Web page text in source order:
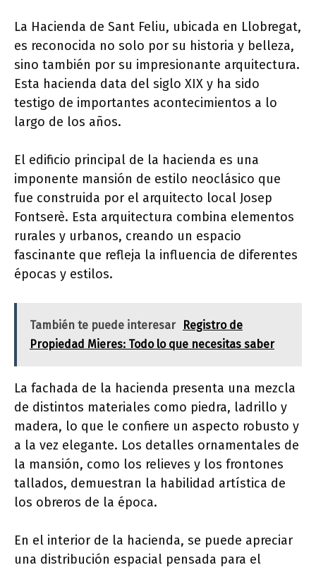
La Hacienda de Sant Feliu, ubicada en Llobregat,
es reconocida no solo por su historia y belleza,
sino también por su impresionante arquitectura.
Esta hacienda data del siglo XIX y ha sido
testigo de importantes acontecimientos a lo
largo de los años.
El edificio principal de la hacienda es una
imponente mansión de estilo neoclásico que
fue construida por el arquitecto local Josep
Fontserè. Esta arquitectura combina elementos
rurales y urbanos, creando un espacio
fascinante que refleja la influencia de diferentes
épocas y estilos.
También te puede interesar
Registro de
Propiedad Mieres: Todo lo que necesitas saber
La fachada de la hacienda presenta una mezcla
de distintos materiales como piedra, ladrillo y
madera, lo que le confiere un aspecto robusto y
a la vez elegante. Los detalles ornamentales de
la mansión, como los relieves y los frontones
tallados, demuestran la habilidad artística de
los obreros de la época.
En el interior de la hacienda, se puede apreciar
una distribución espacial pensada para el